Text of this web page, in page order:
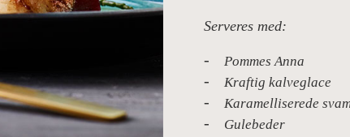
Serveres med:
Pommes Anna
Kraftig kalveglace
Karamelliserede
Gulebeder